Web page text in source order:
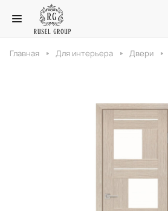
Главная Для интерьера Двери